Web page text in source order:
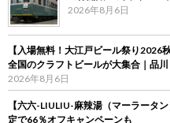
2026年8月6日
【入場無料！大江戸ビール祭り2026
全国のクラフトビールが大集合｜品川
2026年8月6日
【六六-LIULIU-麻辣湯（マーラータ
定で66％オフキャンペーンも